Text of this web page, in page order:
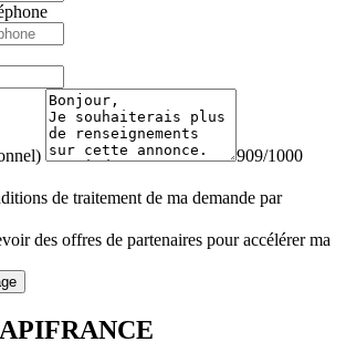
909/1000
de traitement de ma demande par
des offres de partenaires pour accélérer ma